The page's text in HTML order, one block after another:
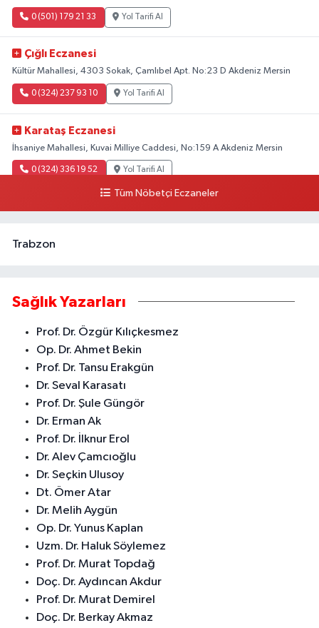
0 (501) 179 21 33 Yol Tarifi Al
Çığlı Eczanesi
Kültür Mahallesi, 4303 Sokak, Çamlıbel Apt. No:23 D Akdeniz Mersin
0 (324) 237 93 10 Yol Tarifi Al
Karataş Eczanesi
İhsaniye Mahallesi, Kuvai Milliye Caddesi, No:159 A Akdeniz Mersin
0 (324) 336 19 52 Yol Tarifi Al
Tüm Nöbetçi Eczaneler
Trabzon
Sağlık Yazarları
Prof. Dr. Özgür Kılıçkesmez
Op. Dr. Ahmet Bekin
Prof. Dr. Tansu Erakgün
Dr. Seval Karasatı
Prof. Dr. Şule Güngör
Dr. Erman Ak
Prof. Dr. İlknur Erol
Dr. Alev Çamcıoğlu
Dr. Seçkin Ulusoy
Dt. Ömer Atar
Dr. Melih Aygün
Op. Dr. Yunus Kaplan
Uzm. Dr. Haluk Söylemez
Prof. Dr. Murat Topdağ
Doç. Dr. Aydıncan Akdur
Prof. Dr. Murat Demirel
Doç. Dr. Berkay Akmaz